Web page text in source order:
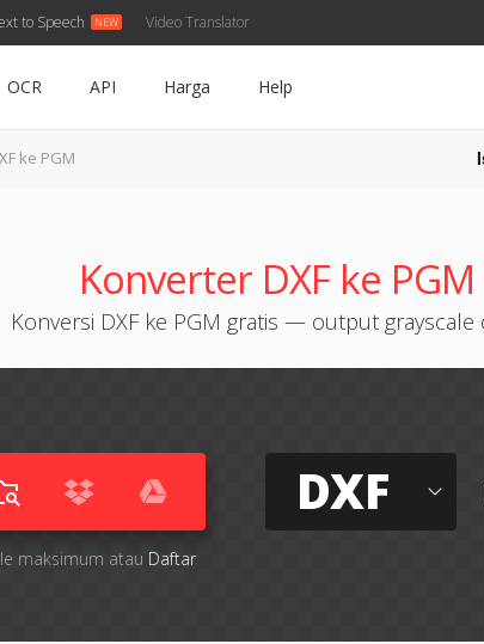
to Speech Video Translator
OCR API Harga Help
ke PGM
Konverter DXF ke PGM
Konversi DXF ke PGM gratis — output grayscale
maksimum atau Daftar
DXF